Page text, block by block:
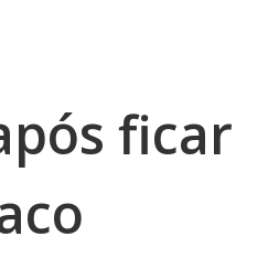
ficar